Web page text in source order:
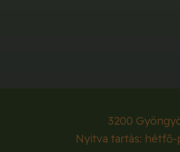
3200
Nyitva tartás: hétfő-